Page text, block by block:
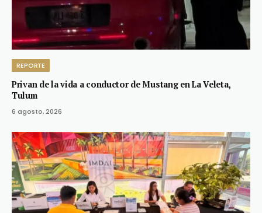
REPORTE
Privan de la vida a conductor de Mustang en La Veleta,
Tulum
6 agosto, 2026